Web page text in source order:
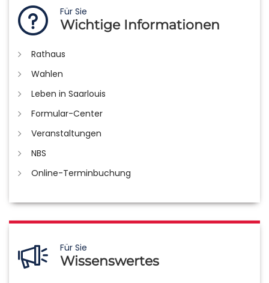
Für Sie
Wichtige Informationen
Rathaus
Wahlen
Leben in Saarlouis
Formular-Center
Veranstaltungen
NBS
Online-Terminbuchung
Für Sie
Wissenswertes